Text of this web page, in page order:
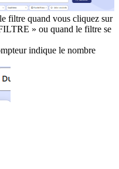
filtre quand vous cliquez sur
» ou quand le filtre se
indique le nombre